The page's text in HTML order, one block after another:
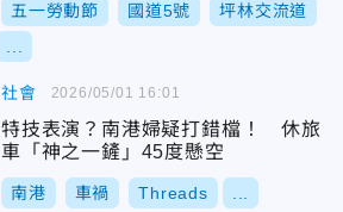
五一勞動節 國道5號 坪林交流道
社會
特技表演？南港婦疑打錯檔！ 休旅
車「神之一鏟」45度懸空
南港 車禍 Threads
2026/05/01 16:01